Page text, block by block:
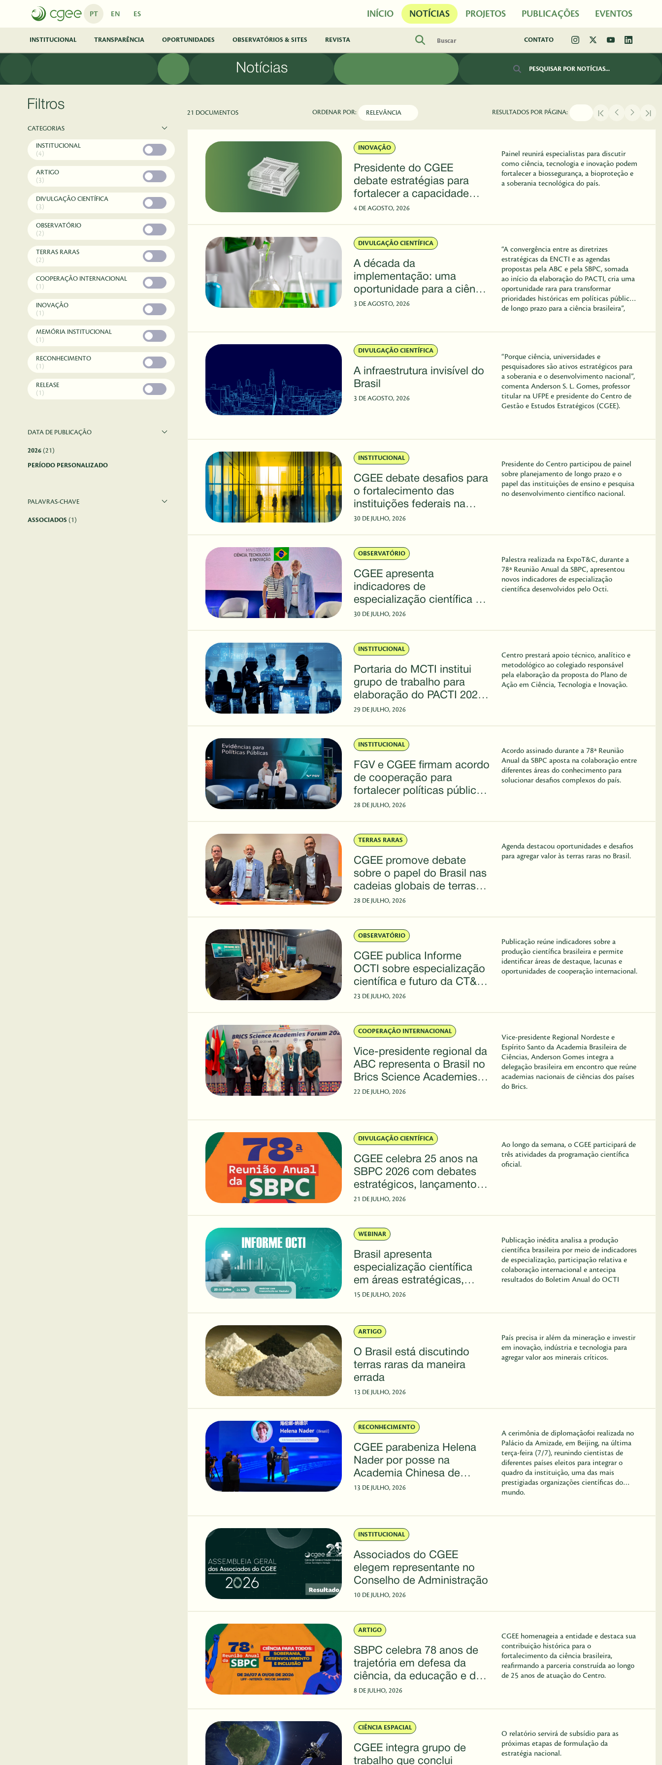
Pular para o Conteúdo principal
PT EN ES INÍCIO NOTÍCIAS PROJETOS PUBLICAÇÕES EVENTOS
INSTITUCIONAL TRANSPARÊNCIA OPORTUNIDADES OBSERVATÓRIOS & SITES REVISTA CONTATO
Notícias Barra de busca
Filtros
CATEGORIAS
INSTITUCIONAL
(4)
ARTIGO
(3)
DIVULGAÇÃO CIENTÍFICA
(3)
OBSERVATÓRIO
(2)
TERRAS RARAS
(2)
COOPERAÇÃO INTERNACIONAL
(1)
INOVAÇÃO
(1)
MEMÓRIA INSTITUCIONAL
(1)
RECONHECIMENTO
(1)
RELEASE
(1)
DATA DE PUBLICAÇÃO
2026 (21)
PERÍODO PERSONALIZADO
PALAVRAS-CHAVE
ASSOCIADOS (1)
21 DOCUMENTOS ORDENAR POR: RESULTADOS POR PÁGINA:
INOVAÇÃO
Presidente do CGEE
debate estratégias para
fortalecer a capacidade
nacional de resposta a
4 DE AGOSTO, 2026
Painel reunirá especialistas para discutir
como ciência, tecnologia e inovação podem
fortalecer a biossegurança, a bioproteção e
a soberania tecnológica do país.
DIVULGAÇÃO CIENTÍFICA
A década da
implementação: uma
oportunidade para a ciência
brasileira
3 DE AGOSTO, 2026
“A convergência entre as diretrizes
estratégicas da ENCTI e as agendas
propostas pela ABC e pela SBPC, somada
ao início da elaboração do PACTI, cria uma
oportunidade rara para transformar
prioridades históricas em políticas públicas
de longo prazo para a ciência brasileira”,
DIVULGAÇÃO CIENTÍFICA
A infraestrutura invisível do
Brasil
3 DE AGOSTO, 2026
“Porque ciência, universidades e
pesquisadores são ativos estratégicos para
a soberania e o desenvolvimento nacional”,
comenta Anderson S. L. Gomes, professor
titular na UFPE e presidente do Centro de
Gestão e Estudos Estratégicos (CGEE).
INSTITUCIONAL
CGEE debate desafios para
o fortalecimento das
instituições federais na
SBPC
30 DE JULHO, 2026
Presidente do Centro participou de painel
sobre planejamento de longo prazo e o
papel das instituições de ensino e pesquisa
no desenvolvimento científico nacional.
OBSERVATÓRIO
CGEE apresenta
indicadores de
especialização científica do
Brasil durante a
30 DE JULHO, 2026
Palestra realizada na ExpoT&C, durante a
78ª Reunião Anual da SBPC, apresentou
novos indicadores de especialização
científica desenvolvidos pelo Octi.
INSTITUCIONAL
Portaria do MCTI institui
grupo de trabalho para
elaboração do PACTI 2027–
2031 com participação do
29 DE JULHO, 2026
Centro prestará apoio técnico, analítico e
metodológico ao colegiado responsável
pela elaboração da proposta do Plano de
Ação em Ciência, Tecnologia e Inovação.
INSTITUCIONAL
FGV e CGEE firmam acordo
de cooperação para
fortalecer políticas públicas
baseadas em evidências
28 DE JULHO, 2026
Acordo assinado durante a 78ª Reunião
Anual da SBPC aposta na colaboração entre
diferentes áreas do conhecimento para
solucionar desafios complexos do país.
TERRAS RARAS
CGEE promove debate
sobre o papel do Brasil nas
cadeias globais de terras
raras durante a SBPC 2026
28 DE JULHO, 2026
Agenda destacou oportunidades e desafios
para agregar valor às terras raras no Brasil.
OBSERVATÓRIO
CGEE publica Informe
OCTI sobre especialização
científica e futuro da CT&I
brasileira
23 DE JULHO, 2026
Publicação reúne indicadores sobre a
produção científica brasileira e permite
identificar áreas de destaque, lacunas e
oportunidades de cooperação internacional.
COOPERAÇÃO INTERNACIONAL
Vice-presidente regional da
ABC representa o Brasil no
Brics Science Academies
Forum 2026
22 DE JULHO, 2026
Vice-presidente Regional Nordeste e
Espírito Santo da Academia Brasileira de
Ciências, Anderson Gomes integra a
delegação brasileira em encontro que reúne
academias nacionais de ciências dos países
do Brics.
DIVULGAÇÃO CIENTÍFICA
CGEE celebra 25 anos na
SBPC 2026 com debates
estratégicos, lançamentos
e sessão especial
21 DE JULHO, 2026
Ao longo da semana, o CGEE participará de
três atividades da programação científica
oficial.
WEBINAR
Brasil apresenta
especialização científica
em áreas estratégicas,
aponta novo informe do
15 DE JULHO, 2026
Publicação inédita analisa a produção
científica brasileira por meio de indicadores
de especialização, participação relativa e
colaboração internacional e antecipa
resultados do Boletim Anual do OCTI
ARTIGO
O Brasil está discutindo
terras raras da maneira
errada
13 DE JULHO, 2026
País precisa ir além da mineração e investir
em inovação, indústria e tecnologia para
agregar valor aos minerais críticos.
RECONHECIMENTO
CGEE parabeniza Helena
Nader por posse na
Academia Chinesa de
Ciências
13 DE JULHO, 2026
A cerimônia de diplomaçãofoi realizada no
Palácio da Amizade, em Beijing, na última
terça-feira (7/7), reunindo cientistas de
diferentes países eleitos para integrar o
quadro da instituição, uma das mais
prestigiadas organizações científicas do
mundo.
INSTITUCIONAL
Associados do CGEE
elegem representante no
Conselho de Administração
10 DE JULHO, 2026
ARTIGO
SBPC celebra 78 anos de
trajetória em defesa da
ciência, da educação e do
desenvolvimento do Brasil
8 DE JULHO, 2026
CGEE homenageia a entidade e destaca sua
contribuição histórica para o
fortalecimento da ciência brasileira,
reafirmando a parceria construída ao longo
de 25 anos de atuação do Centro.
CIÊNCIA ESPACIAL
CGEE integra grupo de
trabalho que conclui
O relatório servirá de subsídio para as
próximas etapas de formulação da
estratégia nacional.